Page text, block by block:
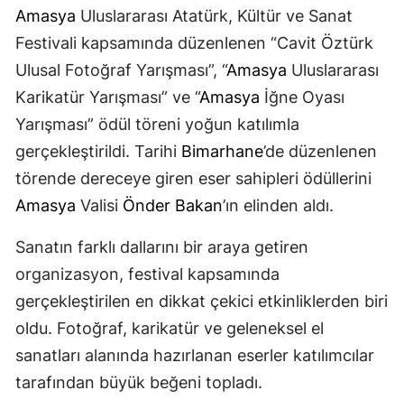
Amasya Uluslararası Atatürk, Kültür ve Sanat
Festivali kapsamında düzenlenen “Cavit Öztürk
Ulusal Fotoğraf Yarışması”, “Amasya Uluslararası
Karikatür Yarışması” ve “Amasya İğne Oyası
Yarışması” ödül töreni yoğun katılımla
gerçekleştirildi. Tarihi Bimarhane’de düzenlenen
törende dereceye giren eser sahipleri ödüllerini
Amasya Valisi Önder Bakan’ın elinden aldı.
Sanatın farklı dallarını bir araya getiren
organizasyon, festival kapsamında
gerçekleştirilen en dikkat çekici etkinliklerden biri
oldu. Fotoğraf, karikatür ve geleneksel el
sanatları alanında hazırlanan eserler katılımcılar
tarafından büyük beğeni topladı.